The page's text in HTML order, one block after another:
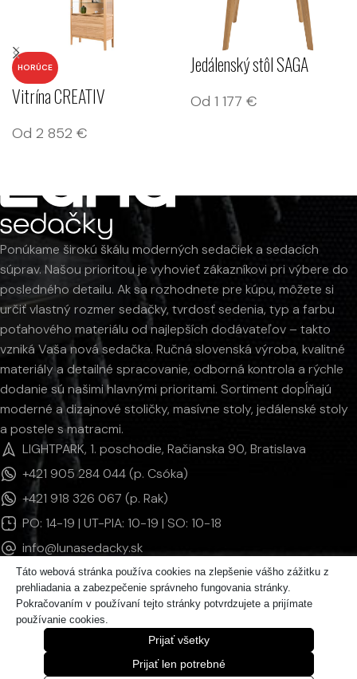
HORÚCE
Vitrína CREATIV
Od 2 852 €
Jedálenský stôl SAGA
Od 1 177 €
Ponúkame širokú škálu moderných sedačiek a sedacích
súprav. Našou prioritou je vyhovieť zákazníkovi pri výbere do
posledného detailu. Ak sa rozhodnete pre kúpu, môžete si
určiť vlastný rozmer sedačky, tvrdosť sedenia, typ a farbu
poťahového materiálu od najlepších dodávateľov – takto
vzniká Vaša nová sedačka. Ručná slovenská výroba, kvalitné
materiály a detailné spracovanie, odborná kontrola a rýchle
dodanie sú našimi hlavnými prioritami. Sortiment dopĺňajú
moderné a dizajnové stoličky, masívne stoly, jedálenské stoly
a postele s matracmi.
LIGHTPARK, 1. poschodie, Račianska 90, Bratislava
+421 905 284 044 (p. Csóka)
+421 918 326 067 (p. Rak)
PO: 14-19 | UT-PIA: 10-19 | SO: 10-18
info@lunasedacky.sk
INFORMÁCIE
KATEGÓRIE PRODUKTOV
© 2011 - 2026 LUNAsedačky | Všetky práva vyhradené.
Táto webová stránka používa cookies na zlepšenie vášho zážitku z
prehliadania a zabezpečenie správneho fungovania stránky.
Pokračovaním v používaní tejto stránky potvrdzujete a prijímate
používanie cookies.
Prijať všetky
Prijať len potrebné